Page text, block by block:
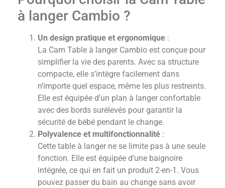
à langer Cambio ?
Un design pratique et ergonomique :
La Cam Table à langer Cambio est conçue pour
simplifier la vie des parents. Avec sa structure
compacte, elle s’intègre facilement dans
n’importe quel espace, même les plus restreints.
Elle est équipée d’un plan à langer confortable
avec des bords surélevés pour garantir la
sécurité de bébé pendant le change.
Polyvalence et multifonctionnalité :
Cette table à langer ne se limite pas à une seule
fonction. Elle est équipée d’une baignoire
intégrée, ce qui en fait un produit 2-en-1. Vous
pouvez passer du bain au change sans avoir